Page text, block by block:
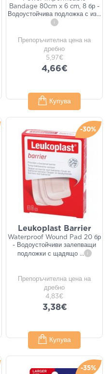
Bandage 80cm x 6 cm, 8 бр -
Водоустойчива подложка с из...
i
Препоръчителна цена на
дребно
5,97€
4,66€
Купува
-30%
Leukoplast Barrier
Waterproof Wound Pad 20 бр
- Водоустойчиви залепващи
подложки с щадящо ... i
Препоръчителна цена на
дребно
4,83€
3,38€
Купува
-35%